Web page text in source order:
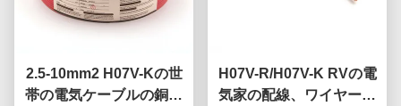
2.5-10mm2 H07V-Kの世
帯の電気ケーブルの銅の
H07V-R/H07V-K RVの電
気家の配線、ワイヤーの